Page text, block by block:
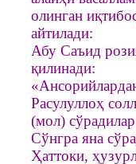
олинган
айтилади:
Абу Саъид
қилинади:
Расулуллоҳ
(мол)
Сўнгра яна
Ҳаттоки,